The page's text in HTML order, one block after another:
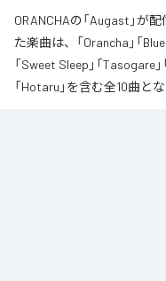
ORANCHAの「Augast」が
た楽曲は、「Orancha」「
「Sweet Sleep」「Tasogare」
「Hotaru」を含む全10曲と